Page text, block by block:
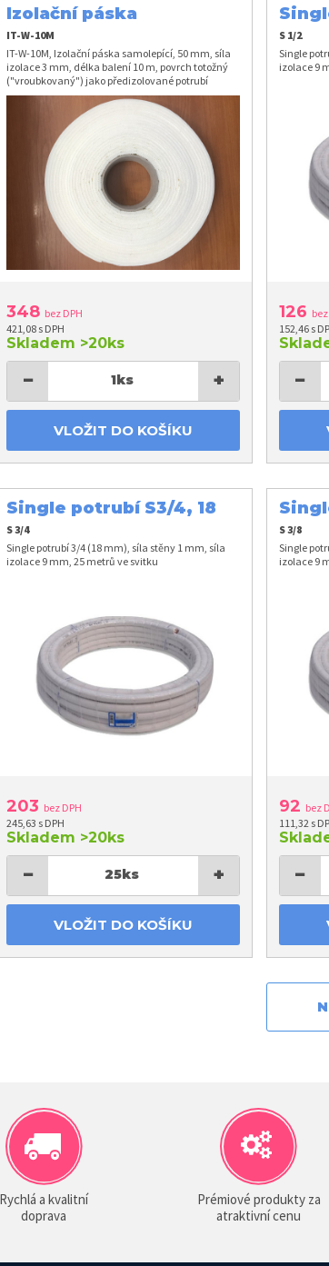
Izolační páska
samolepící
IT-W-10M
IT-W-10M, Izolační páska samolepící, 50 mm, síla
izolace 3 mm, délka balení 10 m, povrch totožný
("vroubkovaný") jako předizolované potrubí
348 bez DPH
421,08 s DPH
Skladem >20ks
− 1ks +
VLOŽIT DO KOŠÍKU
mm
S 1/2
Single
izolace 9
126
152,46 s
−
Single potrubí S3/4, 18
mm
S 3/4
Single potrubí 3/4 (18 mm), síla stěny 1 mm, síla
izolace 9 mm, 25 metrů ve svitku
203 bez DPH
245,63 s DPH
Skladem >20ks
− 25ks +
VLOŽIT DO KOŠÍKU
mm
S 3/8
Single
izolace 9
92 bez
111,32 s
−
Rychlá a kvalitní
doprava
Prémiové produkty za
atraktivní cenu